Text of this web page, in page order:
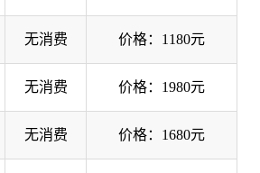
无消费 价格：1180元
无消费 价格：1980元
无消费 价格：1680元